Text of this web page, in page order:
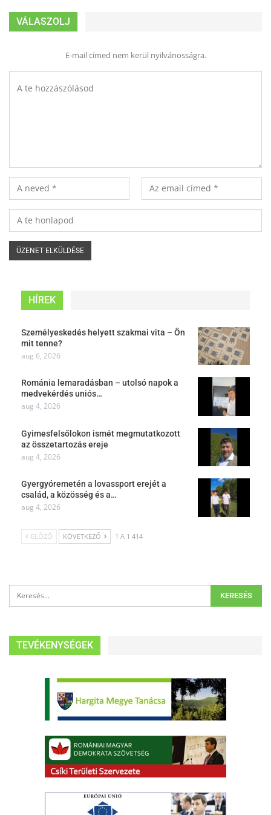
VÁLASZOLJ
E-mail címed nem kerül nyilvánosságra.
HÍREK
Személyeskedés helyett szakmai vita – Ön
mit tenne?
aug 6, 2026
Románia lemaradásban – utolsó napok a
medvekérdés uniós…
aug 4, 2026
Gyimesfelsőlokon ismét megmutatkozott
az összetartozás ereje
aug 4, 2026
Gyergyóremetén a lovassport erejét a
család, a közösség és a…
aug 4, 2026
ELŐZŐ KÖVETKEZŐ 1 A 1 414
TEVÉKENYSÉGEK